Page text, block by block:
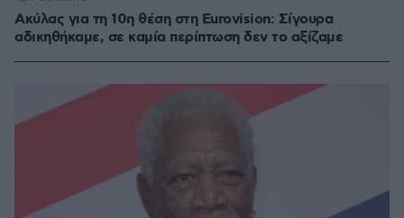
Ακύλας για τη 10η θέση στη Eurovision: Σίγουρα
αδικηθήκαμε, σε καμία περίπτωση δεν το αξίζαμε